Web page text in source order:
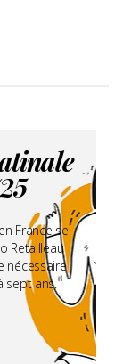
France se
Retailleau
nécessaire
sept ans.